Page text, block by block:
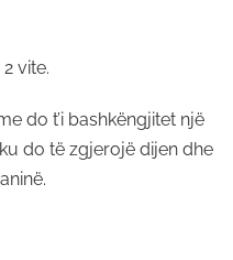
vite.
do t’i bashkëngjitet një
do të zgjerojë dijen dhe